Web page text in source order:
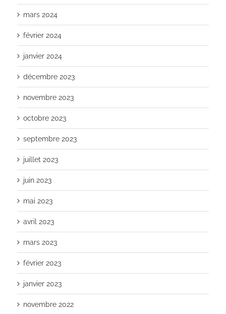
mars 2024
février 2024
janvier 2024
décembre 2023
novembre 2023
octobre 2023
septembre 2023
juillet 2023
juin 2023
mai 2023
avril 2023
mars 2023
février 2023
janvier 2023
novembre 2022